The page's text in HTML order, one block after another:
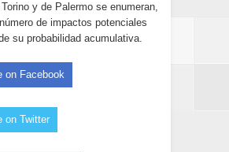
y de Palermo se enumeran,
de impactos potenciales
su probabilidad acumulativa.
on Facebook
on Twitter